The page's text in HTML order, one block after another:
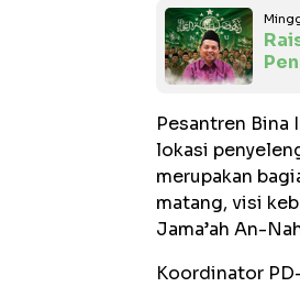
Pesantren Bina
lokasi
merupakan
matang, visi
Jama’ah An-
Koordinator